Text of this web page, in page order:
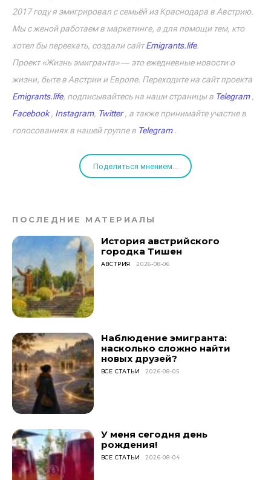
2017 году я эмигрировал с семьёй из Краснодара в Австрию.
Мы с женой работаем в маркетинге, а для помощи тем, кто
хотел бы переехать, создали сайтEmigrants.life.
Проект «Жизнь эмигранта» ― это ежедневные новости о
жизни, быте в Австрии и Европе. Переходите на сайт проекта
Emigrants.life, подписывайтесь на наши страницы в Telegram,
Facebook, Instagram, Twitter, а также принимайте участие в
голосованиях в нашей группе в Telegram.
Поделиться мнением...
ПОСЛЕДНИЕ МАТЕРИАЛЫ
История австрийского
городка Тишен
АВСТРИЯ 2026-08-06
Наблюдение эмигранта:
насколько сложно найти
новых друзей?
ВСЕ СТАТЬИ 2026-08-05
У меня сегодня день
рождения!
ВСЕ СТАТЬИ 2026-08-04